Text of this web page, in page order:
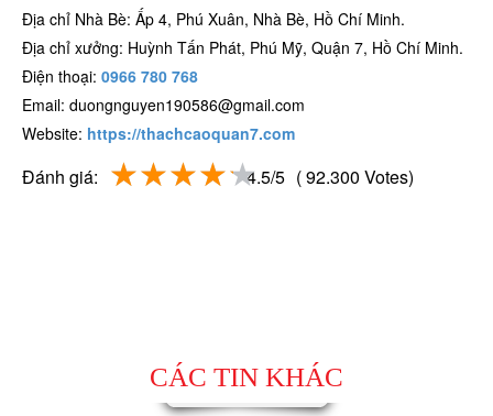
Địa chỉ Nhà Bè: Ấp 4, Phú Xuân, Nhà Bè, Hồ Chí Minh.
Địa chỉ xưởng: Huỳnh Tấn Phát, Phú Mỹ, Quận 7, Hồ Chí Minh.
Điện thoại: 0966 780 768
Email: duongnguyen190586@gmail.com
Website: https://thachcaoquan7.com
Đánh giá: 4.5/5 ( 92.300 Votes)
CÁC TIN KHÁC